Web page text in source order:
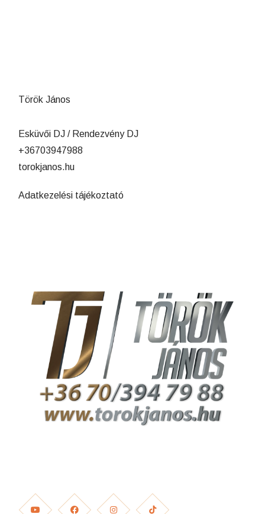
Török János
Esküvői DJ / Rendezvény DJ
+36703947988
torokjanos.hu
Adatkezelési tájékoztató